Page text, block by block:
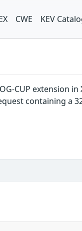
CWE KEV
CUP extension
containing a